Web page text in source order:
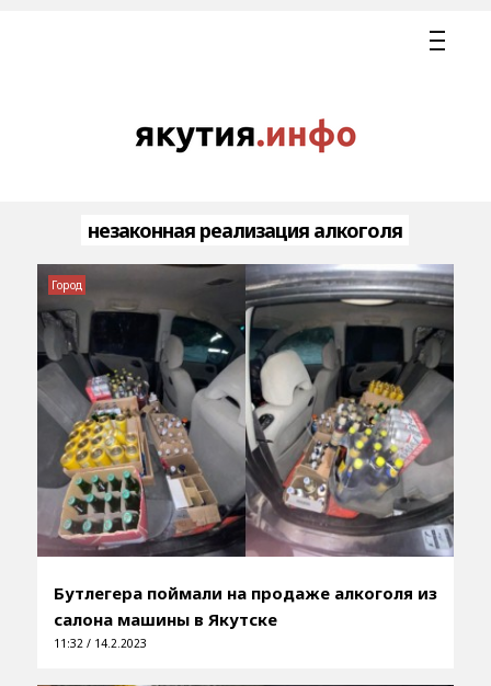
незаконная реализация алкоголя
Бутлегера поймали на продаже алкоголя из
салона машины в Якутске
11:32 / 14.2.2023
Город